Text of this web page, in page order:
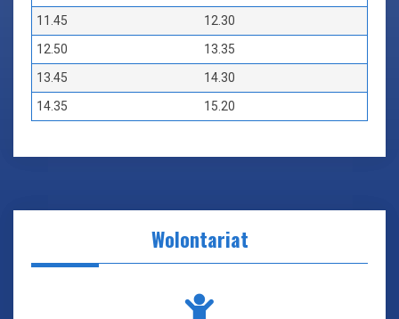
11.45
12.30
12.50
13.35
13.45
14.30
14.35
15.20
Wolontariat